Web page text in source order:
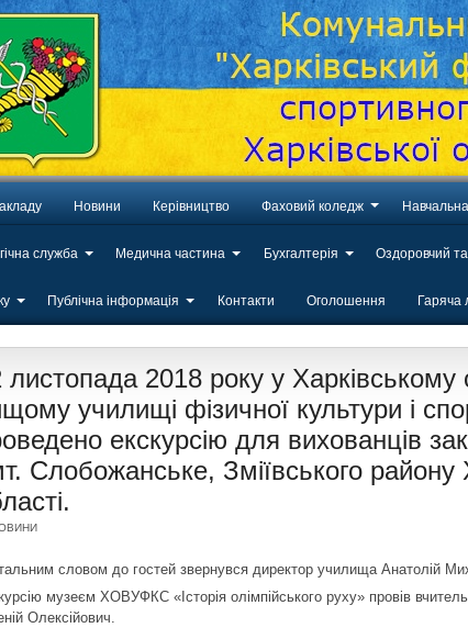
Новини Керівництво Фаховий коледж
служба Медична частина Бухгалтерія Оздоровчий
Публічна інформація Контакти Оголошення Гаряча
листопада 2018 року у
училищі фізичної культури і
екскурсію для вихованців
Слобожанське, Зміївського району
словом до гостей звернувся директор училища Анатолій
музеєм ХОВУФКС «Історія олімпійського руху» провів
Олексійович.